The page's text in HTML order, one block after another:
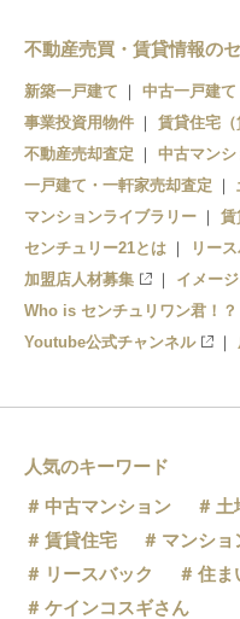
佐古駅
徳島駅
二軒屋駅
文化の森駅
地蔵橋駅
不動産売買・賃貸情報の
新築一戸建て 中古一戸建て
事業投資用物件
賃貸住宅（
不動産売却査定
中古マン
一戸建て・一軒家売却査定
マンションライブラリー
賃
センチュリー21とは
リー
加盟店人材募集
イメー
Who is センチュリワン君！？
Youtube公式チャンネル
人気のキーワード
中古マンション
土
賃貸住宅
マンショ
リースバック
住ま
ケインコスギさん